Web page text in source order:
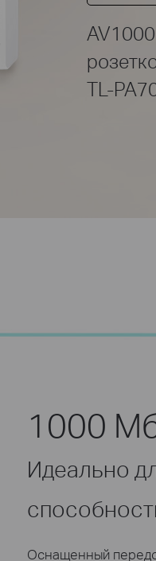
TL-
1000
Идеально
Оснащенный